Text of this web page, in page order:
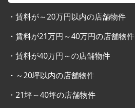
・ 賃料が～20万円以内の店舗物件
・ 賃料が21万円～40万円の店舗物件
・ 賃料が40万円～の店舗物件
・ ～20坪以内の店舗物件
・ 21坪～40坪の店舗物件